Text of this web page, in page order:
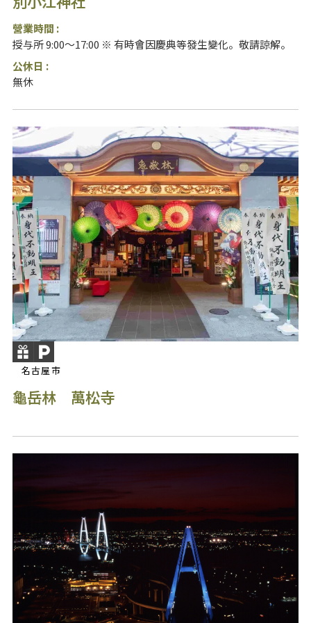
營業時間 :
授与所 9:00～17:00 ※ 有時會因慶典等發生變化。敬請諒解。
公休日 :
無休
名古屋市
龜岳林 萬松寺